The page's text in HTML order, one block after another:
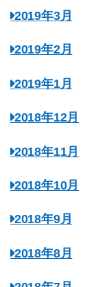
2019年3月
2019年2月
2019年1月
2018年12月
2018年11月
2018年10月
2018年9月
2018年8月